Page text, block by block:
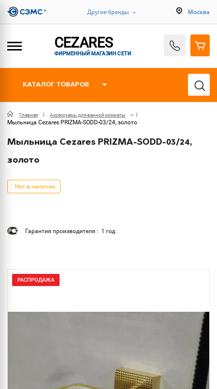
Другие бренды Москва
CEZARES
ФИРМЕННЫЙ МАГАЗИН СЕТИ
КАТАЛОГ ТОВАРОВ
Главная Аксессуары для ванной комнаты
Мыльница Cezares PRIZMA-SODD-03/24, золото
Мыльница Cezares PRIZMA-SODD-03/24,
золото
Нет в наличии
Гарантия производителя : 1 год
РАСПРОДАЖА